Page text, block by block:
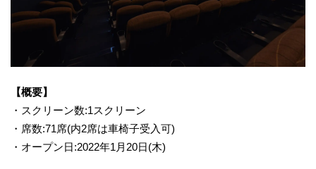
【概要】
・スクリーン数:1スクリーン
・席数:71席(内2席は車椅子受入可)
・オープン日:2022年1月20日(木)